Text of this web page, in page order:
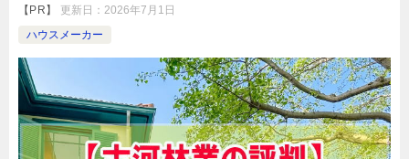
【PR】 更新日： 2026年7月1日
ハウスメーカー